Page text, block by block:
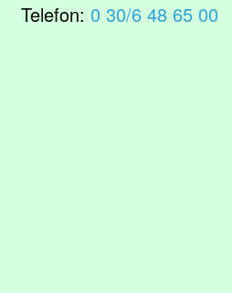
Telefon: 0 30/6 48 65 00